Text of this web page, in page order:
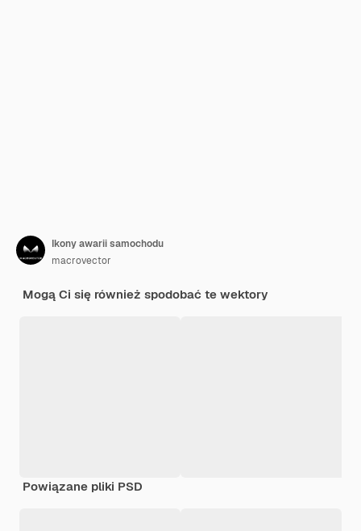
Ikony awarii samochodu
macrovector
Mogą Ci się również spodobać te wektory
Powiązane pliki PSD